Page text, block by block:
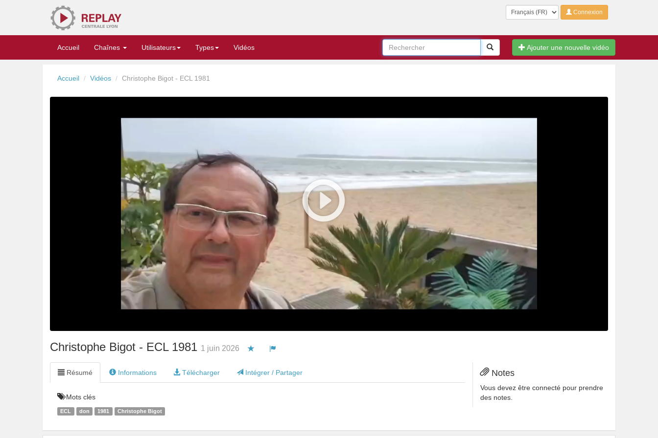
Replay Langue Connexion
Accueil Chaînes Utilisateurs Types Vidéos Ajouter une nouvelle vidéo
Rechercher
Accueil Vidéos Christophe Bigot - ECL 1981
Play
Video
Christophe Bigot - ECL 1981 1 juin 2026 Vous devez être connecté pour ajouter cette vidéo à vos favoris.
Résumé Informations Télécharger Intégrer / Partager
Mots clés
ECL don 1981 Christophe Bigot
Notes
Vous devez être connecté pour prendre
des notes.